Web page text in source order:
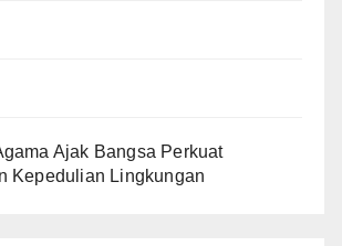
Ajak Bangsa Perkuat
Kepedulian Lingkungan